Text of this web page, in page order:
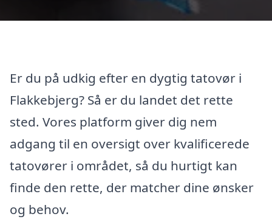
Er du på udkig efter en dygtig tatovør i
Flakkebjerg? Så er du landet det rette
sted. Vores platform giver dig nem
adgang til en oversigt over kvalificerede
tatovører i området, så du hurtigt kan
finde den rette, der matcher dine ønsker
og behov.